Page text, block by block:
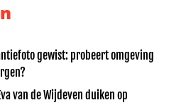
gewist: probeert omgeving
van de Wijdeven duiken op